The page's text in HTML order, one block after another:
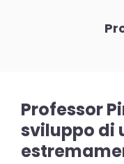
Professor
sviluppo di